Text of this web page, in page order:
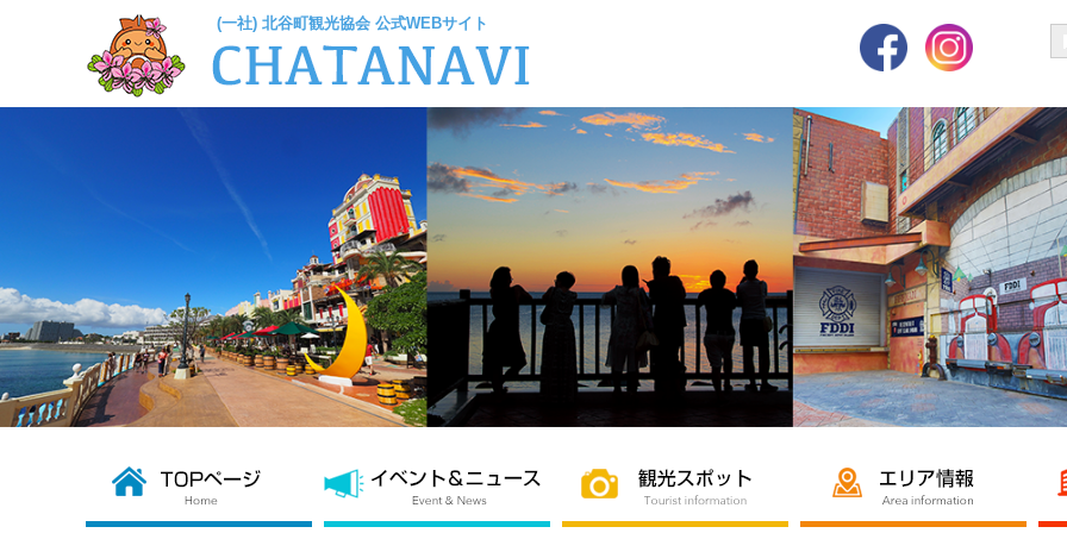
(一社) 北谷町観光協会 公式WEBサイト